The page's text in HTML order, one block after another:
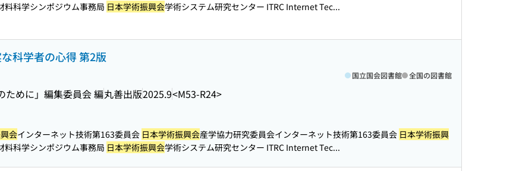
料科学シンポジウム事務局 日本学術振興会学術システム研究センター ITRC Internet Tec...
科学者の心得 第2版
ために」編集委員会 編丸善出版2025.9<M53-R24>
国立国会図書館 全国の図書館
会インターネット技術第163委員会 日本学術振興会産学協力研究委員会インターネット技術第163委員会 日本学術振興
料科学シンポジウム事務局 日本学術振興会学術システム研究センター ITRC Internet Tec...